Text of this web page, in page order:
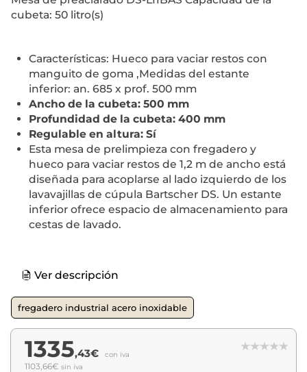
cubeta: 50 litro(s)
Características: Hueco para vaciar restos con
manguito de goma ,Medidas del estante
inferior: an. 685 x prof. 500 mm
Ancho de la cubeta: 500 mm
Profundidad de la cubeta: 400 mm
Regulable en altura: Sí
Esta mesa de prelimpieza con fregadero y
hueco para vaciar restos de 1,2 m de ancho está
diseñada para acoplarse al lado izquierdo de los
lavavajillas de cúpula Bartscher DS. Un estante
inferior ofrece espacio de almacenamiento para
cestas de lavado.
Ver descripción
fregadero industrial acero inoxidable
1335,43€ con iva
1103,66€ sin iva